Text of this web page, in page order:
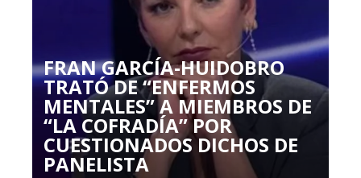
FRAN GARCÍA-HUIDOBRO
TRATÓ DE “ENFERMOS
MENTALES” A MIEMBROS DE
“LA COFRADÍA” POR
CUESTIONADOS DICHOS DE
PANELISTA